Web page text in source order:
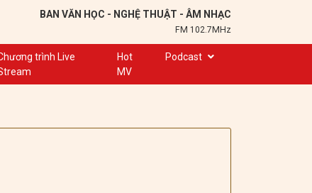
BAN VĂN HỌC - NGHỆ THUẬT - ÂM NHẠC
FM 102.7MHz
trình Live
Hot
MV
Podcast
Trạm 102,7